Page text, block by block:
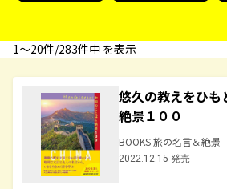
1〜20件/283件中 を表示
悠久の教えをひも
絶景１００
BOOKS 旅の名言＆絶景
2022.12.15 発売